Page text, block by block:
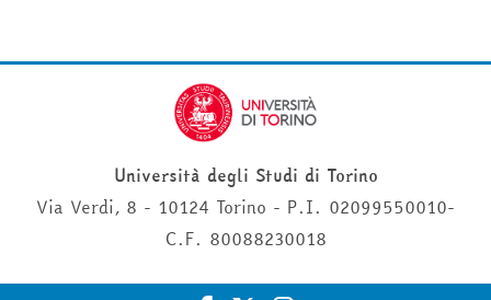
Università degli Studi di Torino
Via Verdi, 8 - 10124 Torino - P.I. 02099550010-
C.F. 80088230018